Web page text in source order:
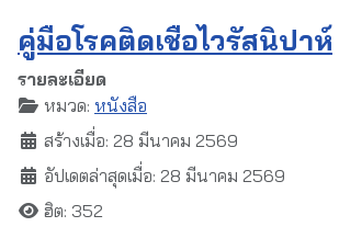
คู่มือโรคติดเชื้อไวรัสนิปาห์
รายละเอียด
หมวด: หนังสือ
สร้างเมื่อ: 28 มีนาคม 2569
อัปเดตล่าสุดเมื่อ: 28 มีนาคม 2569
ฮิต: 352